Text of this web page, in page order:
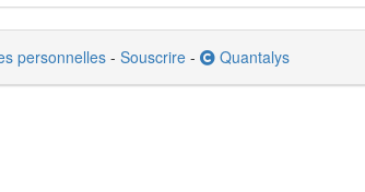
personnelles - Souscrire - Quantalys